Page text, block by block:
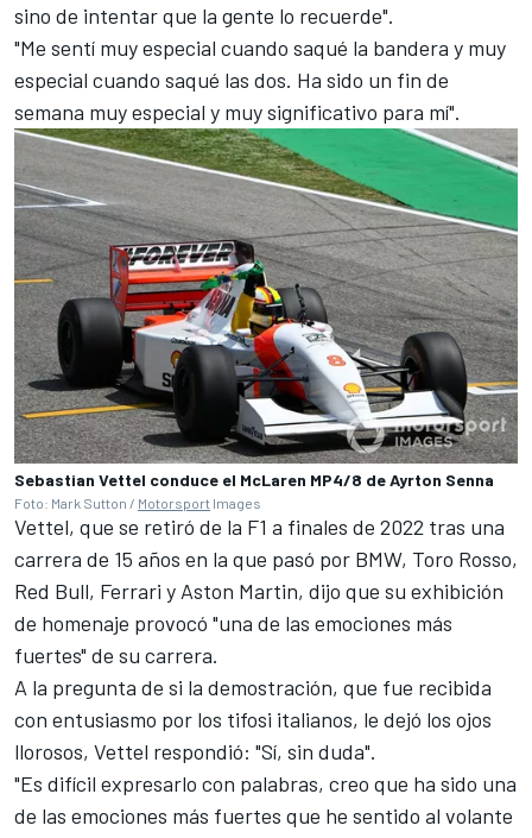
sino de intentar que la gente lo recuerde".
"Me sentí muy especial cuando saqué la bandera y muy
especial cuando saqué las dos. Ha sido un fin de
semana muy especial y muy significativo para mí".
Sebastian Vettel conduce el McLaren MP4/8 de Ayrton Senna
Foto: Mark Sutton / Motorsport Images
Vettel, que se retiró de la F1 a finales de 2022 tras una
carrera de 15 años en la que pasó por BMW, Toro Rosso,
Red Bull, Ferrari y Aston Martin, dijo que su exhibición
de homenaje provocó "una de las emociones más
fuertes" de su carrera.
A la pregunta de si la demostración, que fue recibida
con entusiasmo por los tifosi italianos, le dejó los ojos
llorosos, Vettel respondió: "Sí, sin duda".
"Es difícil expresarlo con palabras, creo que ha sido una
de las emociones más fuertes que he sentido al volante